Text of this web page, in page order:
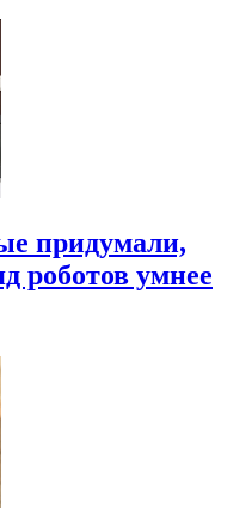
придумали,
роботов умнее